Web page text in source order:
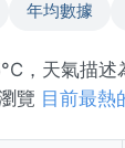
年均數據
，天氣描
覽 目前最熱